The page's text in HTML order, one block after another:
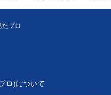
プロ
ロ)について